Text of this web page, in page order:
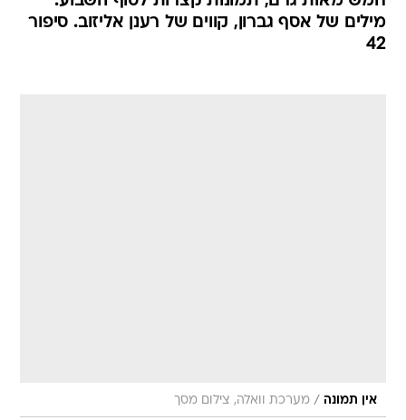
מילים של אסף גברון, קווים של רענן אליזוב. סיפור
42
אין תמונה / מערכת וואלה, צילום מסך